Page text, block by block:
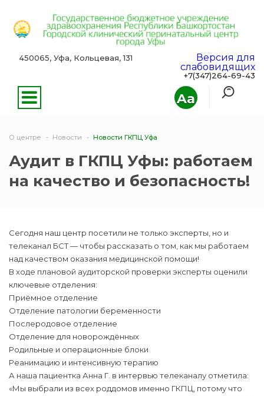
Aa
450065, Уфа, Кольцевая, 131
Версия для
слабовидящих
+7(347)264-69-43
О центре Новости Новости ГКПЦ Уфа
Аудит в ГКПЦ Уфы: работаем
на качество и безопасность!
Сегодня наш центр посетили не только эксперты, но и
телеканал БСТ — чтобы рассказать о том, как мы работаем
над качеством оказания медицинской помощи!
В ходе плановой аудиторской проверки эксперты оценили
ключевые отделения:
Приёмное отделение
Отделение патологии беременности
Послеродовое отделение
Отделение для новорождённых
Родильные и операционные блоки
Реанимацию и интенсивную терапию
А наша пациентка Анна Г. в интервью телеканалу отметила:
«Мы выбрали из всех роддомов именно ГКПЦ, потому что